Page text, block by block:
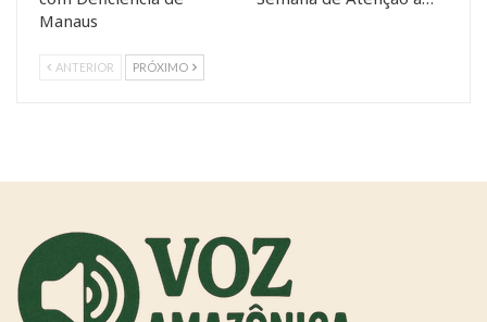
Manaus
ANTERIOR PRÓXIMO